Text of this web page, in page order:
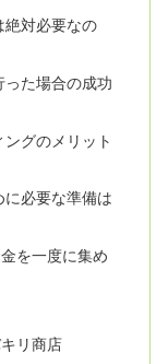
絶対必要なの
た場合の成功
グのメリット
必要な準備は
を一度に集め
リ商店